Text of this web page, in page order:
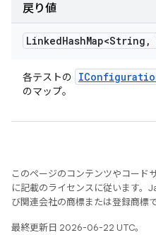
戻り値
LinkedHashMap<String ,
各テストの
のマップ。
このページのコンテンツやコード
に記載のライセンスに従います。
び関連会社の商標または登録商標で
最終更新日 2026-06-22 UTC。